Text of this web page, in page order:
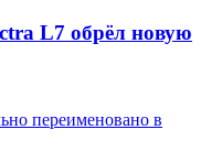
L7 обрёл новую